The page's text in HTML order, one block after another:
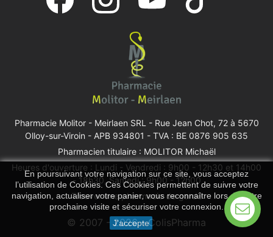
En poursuivant votre navigation sur ce site, vous acceptez
l’utilisation de Cookies. Ces Cookies permettent de suivre votre
navigation, actualiser votre panier, vous reconnaître lors de votre
prochaine visite et sécuriser votre connexion.
J'accepte
Pharmacie Molitor - Meirlaen SRL - Rue Jean Chot, 72 à 5670
Olloy-sur-Viroin - APB 934801 - TVA : BE 0876 905 635
Pharmacien titulaire : MOLITOR Michaël
Heures d'ouverture : Lundi - Vendredi : 9h00 - 12h30 et 14h00
- 18h30, Samedi : 9h00 - 12h00
Trouver une pharmacie de garde
© 2007 - 2026 - ColisPharma